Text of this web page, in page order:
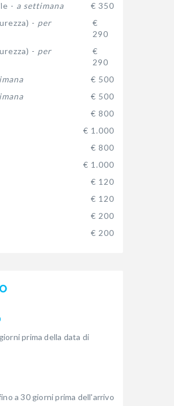
- a settimana
€ 350
- per
€
290
- per
€
290
€ 500
€ 500
€ 800
€ 1.000
€ 800
€ 1.000
€ 120
€ 120
€ 200
€ 200
prima della data di
a 30 giorni prima dell'arrivo